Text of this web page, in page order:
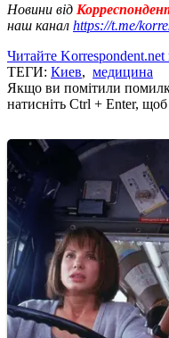
Новини від
наш канал https://t.me/
Читайте
ТЕГИ: Киев, медицина
Якщо ви помітили
натисніть Ctrl + Enter,